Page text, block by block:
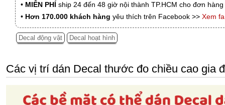
• MIỄN PHÍ ship 24 đến 48 giờ nội thành TP.HCM cho đơn
• Hơn 170.000 khách hàng yêu thích trên Facebook >> Xem
Decal động vật Decal hoạt hình
Các vị trí dán Decal thước đo chiều cao gia